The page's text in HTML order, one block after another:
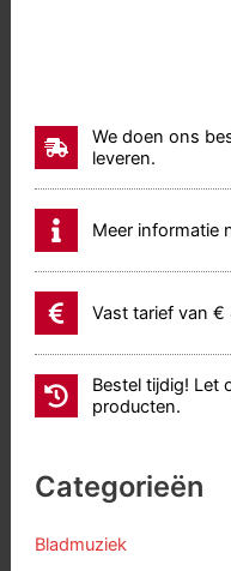
We doen ons
leveren.
Meer informatie
Vast tarief van
Bestel tijdig! Let
producten.
Categorieën
Bladmuziek